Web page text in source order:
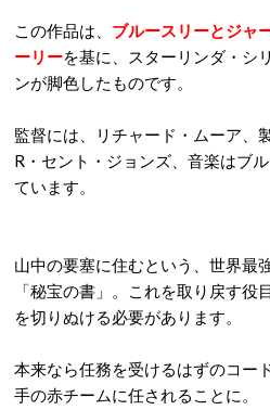
この作品は、 ブルースリーとジャ
ーリーを基に、スターリンダ・シ
ンが脚色したものです。
監督には、リチャード・ムーア、
R・セント・ジョンズ、音楽はブ
ています。
山中の要塞に住むという、世界最
「秘宝の書」。これを取り戻す
を切りぬける必要があります。
本来なら任務を受けるはずのコー
手の赤チームに任されることに。